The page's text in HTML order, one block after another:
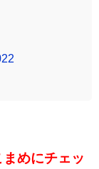
めにチェッ